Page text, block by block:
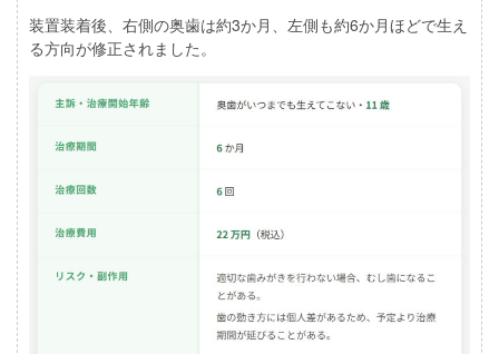
装置装着後、右側の奥歯は約3か月、左側も約6か月ほどで生え
る方向が修正されました。